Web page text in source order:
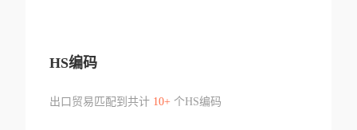
HS编码
出口贸易匹配到共计 10+个HS编码